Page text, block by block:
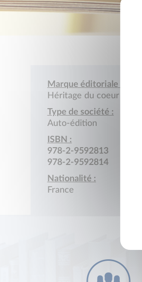
Marque éditoriale :
Héritage du coeur
Type de société :
Auto-édition
ISBN :
978-2-9592813
978-2-9592814
Nationalité :
France